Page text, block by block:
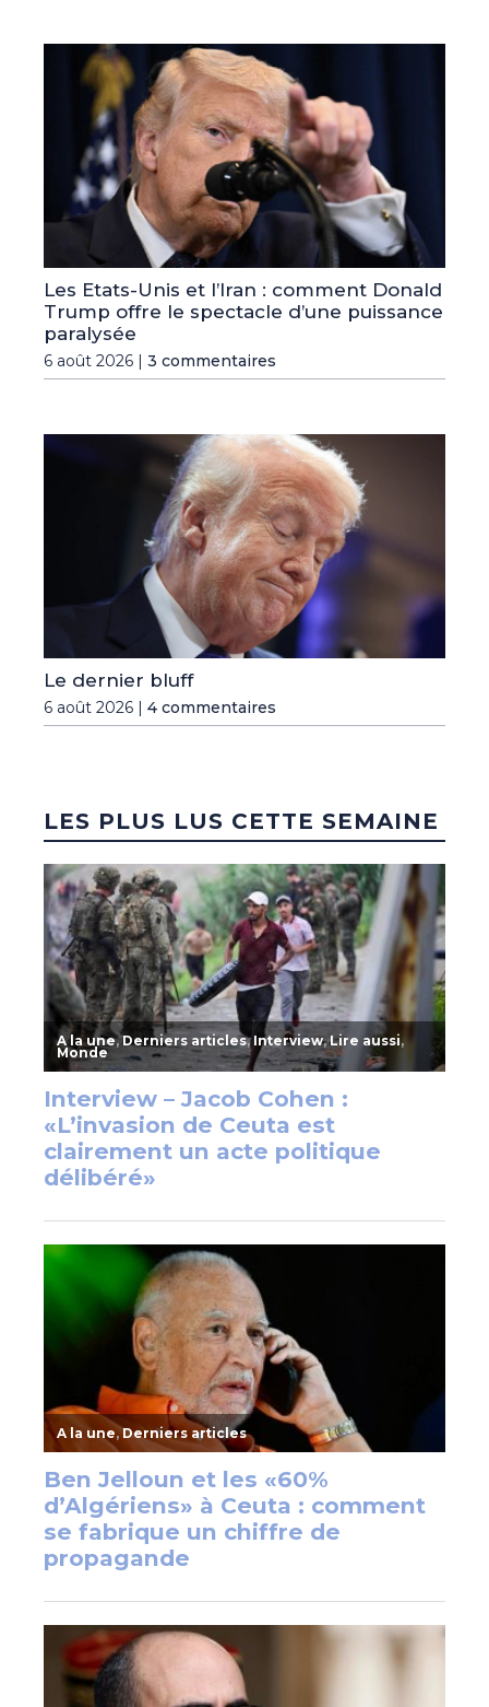
Les Etats-Unis et l’Iran : comment Donald
Trump offre le spectacle d’une puissance
paralysée
6 août 2026 | 3 commentaires
Le dernier bluff
6 août 2026 | 4 commentaires
LES PLUS LUS CETTE SEMAINE